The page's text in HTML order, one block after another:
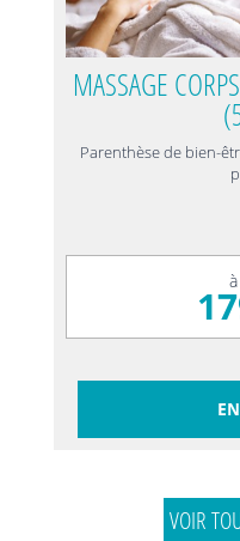
MASSAGE
Parenthèse de bien-
VOIR